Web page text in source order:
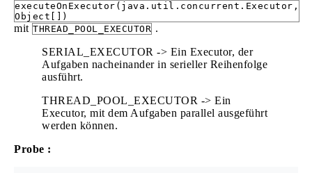
executeOnExecutor(java.util.concurrent.Executor,
Object[])
mit THREAD_POOL_EXECUTOR .
SERIAL_EXECUTOR -> Ein Executor, der
Aufgaben nacheinander in serieller Reihenfolge
ausführt.
THREAD_POOL_EXECUTOR -> Ein
Executor, mit dem Aufgaben parallel ausgeführt
werden können.
Probe :